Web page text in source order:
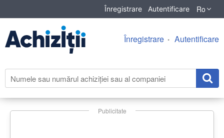
Înregistrare Autentificare Ro
Înregistrare Autentificare
Publicitate